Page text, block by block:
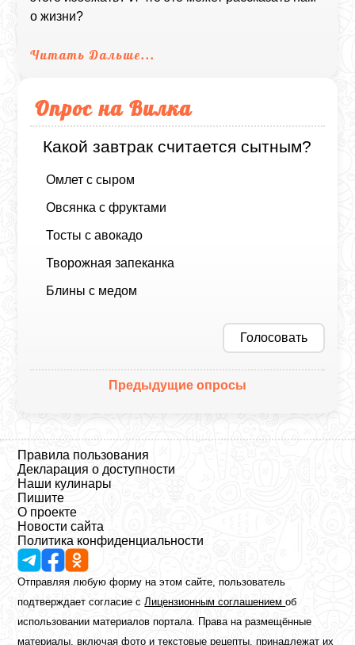
о жизни?
Читать Дальше...
Опрос на Вилка
Какой завтрак считается сытным?
Омлет с сыром
Овсянка с фруктами
Тосты с авокадо
Творожная запеканка
Блины с медом
Голосовать
Предыдущие опросы
Правила пользования
Декларация о доступности
Наши кулинары
Пишите
О проекте
Новости сайта
Политика конфиденциальности
Отправляя любую форму на этом сайте, пользователь
подтверждает согласие сЛицензионным соглашениемоб
использовании материалов портала. Права на размещённые
материалы, включая фото и текстовые рецепты, принадлежат их